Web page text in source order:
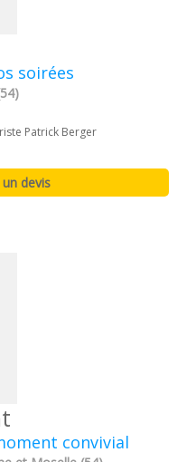
soirées
Patrick Berger
convivial